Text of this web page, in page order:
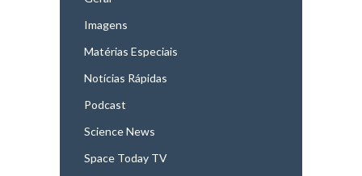
Imagens
Matérias Especiais
Notícias Rápidas
Podcast
Science News
Space Today TV